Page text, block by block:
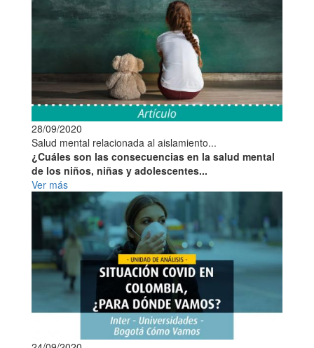
28/09/2020
Salud mental relacionada al aislamiento...
¿Cuáles son las consecuencias en la salud mental
de los niños, niñas y adolescentes...
Ver más